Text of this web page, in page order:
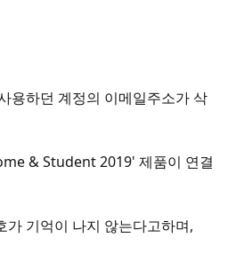
용하던 계정의 이메일주소가 삭
& Student 2019' 제품이 연결
가 기억이 나지 않는다고하며,